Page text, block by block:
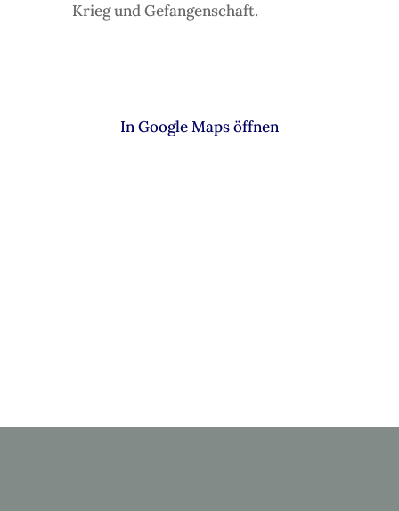
Krieg und Gefangenschaft.
In Google Maps öffnen